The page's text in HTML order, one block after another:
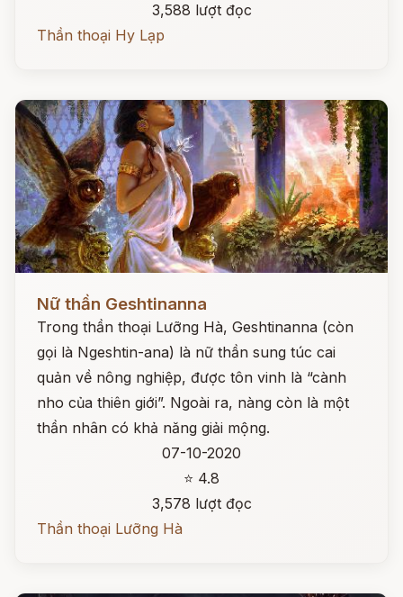
3,588 lượt đọc
Thần thoại Hy Lạp
Nữ thần Geshtinanna
Trong thần thoại Lưỡng Hà, Geshtinanna (còn
gọi là Ngeshtin-ana) là nữ thần sung túc cai
quản về nông nghiệp, được tôn vinh là “cành
nho của thiên giới”. Ngoài ra, nàng còn là một
thần nhân có khả năng giải mộng.
07-10-2020
⭐ 4.8
3,578 lượt đọc
Thần thoại Lưỡng Hà